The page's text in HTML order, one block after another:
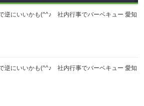
逆にいいかも(^^♪ 社内行事でバーベキュー 愛知
逆にいいかも(^^♪ 社内行事でバーベキュー 愛知